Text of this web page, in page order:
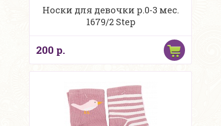
Носки для девочки р.0-3 мес.
1679/2 Step
200 р.